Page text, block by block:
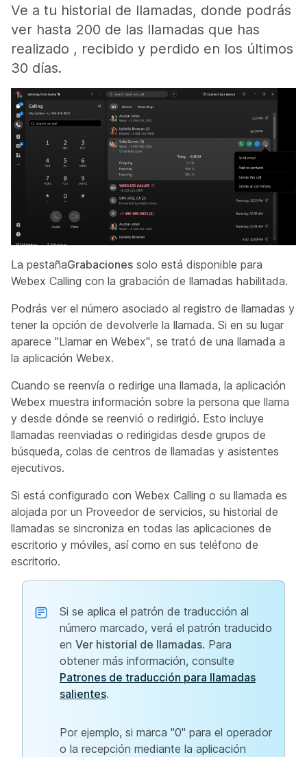
Ve a tu historial de llamadas, donde podrás
ver hasta 200 de las llamadas que has
realizado , recibido y perdido en los últimos
30 días.
La pestañaGrabaciones solo está disponible para
Webex Calling con la grabación de llamadas habilitada.
Podrás ver el número asociado al registro de llamadas y
tener la opción de devolverle la llamada. Si en su lugar
aparece "Llamar en Webex", se trató de una llamada a
la aplicación Webex.
Cuando se reenvía o redirige una llamada, la aplicación
Webex muestra información sobre la persona que llama
y desde dónde se reenvió o redirigió. Esto incluye
llamadas reenviadas o redirigidas desde grupos de
búsqueda, colas de centros de llamadas y asistentes
ejecutivos.
Si está configurado con Webex Calling o su llamada es
alojada por un Proveedor de servicios, su historial de
llamadas se sincroniza en todas las aplicaciones de
escritorio y móviles, así como en sus teléfono de
escritorio.
Si se aplica el patrón de traducción al
número marcado, verá el patrón traducido
en Ver historial de llamadas. Para
obtener más información, consulte
Patrones de traducción para llamadas
salientes.
Por ejemplo, si marca "0" para el operador
o la recepción mediante la aplicación